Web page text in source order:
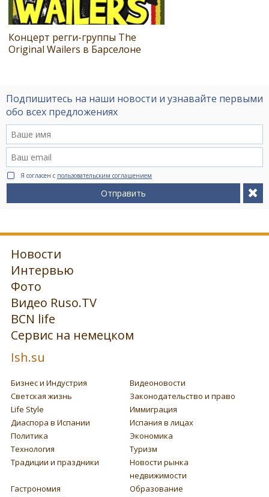
Концерт регги-группы The
Original Wailers в Барселоне
Подпишитесь на наши новости и узнавайте первыми
обо всех предложениях
Я согласен с пользовательским соглашением
Отправить
Новости
Интервью
Фото
Видео Ruso.TV
BCN life
Сервис на немецком
Ish.su
Бизнес и Индустрия
Видеоновости
Светская жизнь
Законодательство и право
Life Style
Иммиграция
Диаспора в Испании
Испания в лицах
Политика
Экономика
Технология
Туризм
Традиции и праздники
Новости рынка
недвижимости
Гастрономия
Образование